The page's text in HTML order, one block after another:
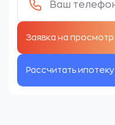
Рассчитать ипотеку